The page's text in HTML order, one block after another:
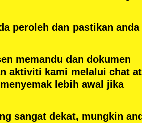
peroleh dan pastikan anda
memandu dan dokumen
aktiviti kami melalui chat
lebih awal jika
sangat dekat, mungkin